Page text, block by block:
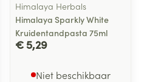
Himalaya Herbals
Himalaya Sparkly White
Kruidentandpasta 75ml
€ 5,29
Niet beschikbaar